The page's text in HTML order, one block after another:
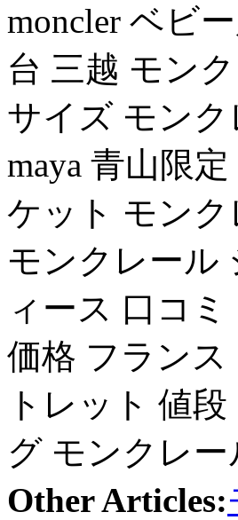
moncler ベビ
台 三越 モン
サイズ モン
maya 青山限
ケット モンク
モンクレール
ィース 口コ
価格 フランス
トレット 値
グ モンクレ
Other Articles: